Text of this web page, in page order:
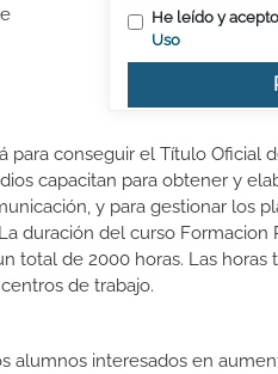
He leído y
Uso
para conseguir el Título Oficial
capacitan para obtener y
y para gestionar los
duración del curso Formacion
total de 2000 horas. Las
de trabajo.
alumnos interesados en